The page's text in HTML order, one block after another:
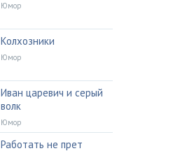
Юмор
Колхозники
Юмор
Иван царевич и серый
волк
Юмор
Работать не прет